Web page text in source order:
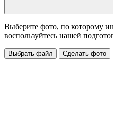
Выберите фото, по которому
воспользуйтесь нашей
Выбрать файл Сделать фото